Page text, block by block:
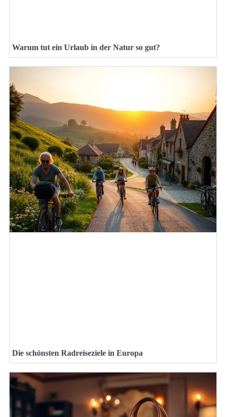
Warum tut ein Urlaub in der Natur so gut?
Die schönsten Radreiseziele in Europa